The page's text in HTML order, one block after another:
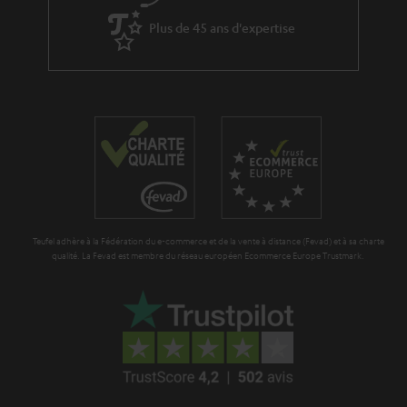
Dans une fête, on le sait, il peut rapidement y avoir des éclaboussures, des
déplacements, des variations de température ou des chocs. Les enceintes
formats mobiles et solides,
certains modèles protégés contre les éclaboussures.
Bref, vous pouvez les emmener partout sans craindre pour leur longévité.
Des ingénieurs audio derrière chaque détail
Derrière les enceintes ROCKSTER MYND
, on trouve les mêmes ingénieurs qui conçoivent les enceintes
colonnes haut de gamme du catalogue Teufel.
dans un format pensé pour les fêtes et les déplacements.
Comment choisir son enceinte de fête ?
En fonction de la taille de la fête
Le nombre de personnes présentes influence directement le niveau
Plus de 45 ans d'expertise
Teufel adhère à la Fédération du e-commerce et de la vente à distance (Fevad) et à sa charte
qualité. La Fevad est membre du réseau européen Ecommerce Europe Trustmark.